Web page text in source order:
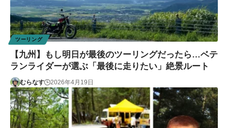
ツーリング
【九州】もし明日が最後のツーリングだったら…ベテ
ランライダーが選ぶ「最後に走りたい」絶景ルート
むらなす 2026年4月19日